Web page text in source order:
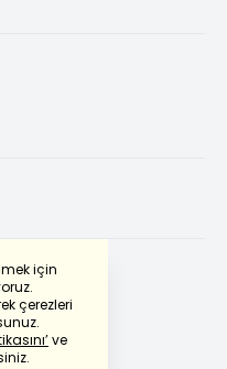
için
çerezleri
ve